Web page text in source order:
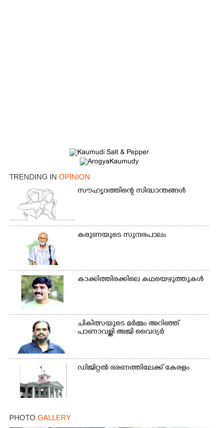
TRENDING IN OPINION
സൗഹൃദത്തിന്റെ സിദ്ധാന്തങ്ങൾ
കരുണയുടെ സുന്ദരപാലം
കാക്കിത്തിരക്കിലെ കഥയെഴുത്തുകൾ
ചികിത്സയുടെ മർമ്മം അറിഞ്ഞ്
പാണാവള്ളി അജി വൈദ്യർ
ഡിജിറ്റൽ ഭരണത്തിലേക്ക് കേരളം
PHOTO GALLERY